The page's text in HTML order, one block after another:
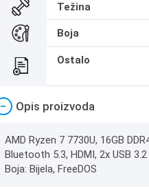
Težina
Boja
Ostalo
− Opis proizvoda
AMD Ryzen 7 7730U, 16GB
Bluetooth 5.3, HDMI, 2x USB
Boja: Bijela, FreeDOS